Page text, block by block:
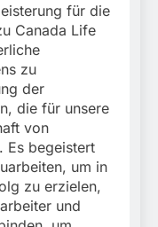
für die
Canada Life
zu
der
die für unsere
von
Es begeistert
um in
zu erzielen,
und